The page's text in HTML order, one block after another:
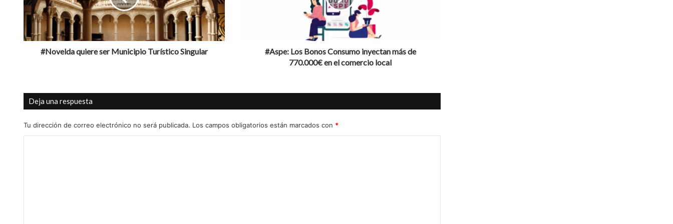
#Novelda quiere ser Municipio Turístico Singular
#Aspe: Los Bonos Consumo inyectan más de
770.000€ en el comercio local
Deja una respuesta
Tu dirección de correo electrónico no será publicada. Los campos obligatorios están marcados con *